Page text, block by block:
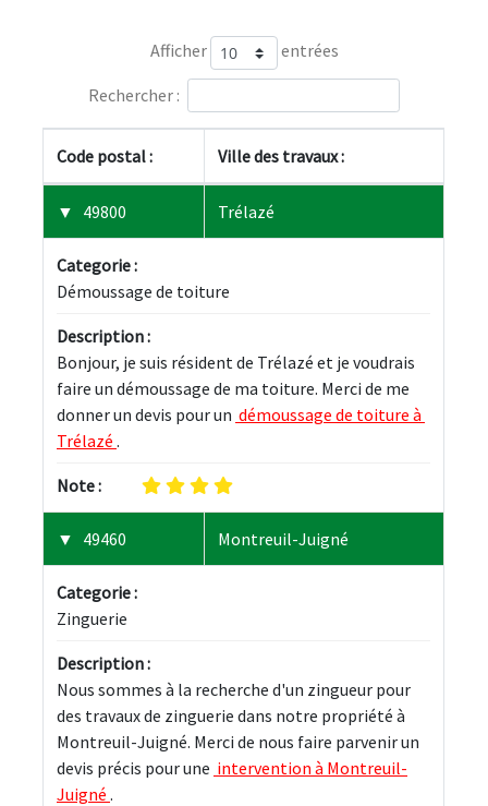
Afficher entrées
Rechercher :
Code postal : Ville des travaux :
49800 Trélazé
Categorie :
Démoussage de toiture
Description :
Bonjour, je suis résident de Trélazé et je voudrais
faire un démoussage de ma toiture. Merci de me
donner un devis pour un démoussage de toiture à
Trélazé .
Note :
49460 Montreuil-Juigné
Categorie :
Zinguerie
Description :
Nous sommes à la recherche d'un zingueur pour
des travaux de zinguerie dans notre propriété à
Montreuil-Juigné. Merci de nous faire parvenir un
devis précis pour une intervention à Montreuil-
Juigné .